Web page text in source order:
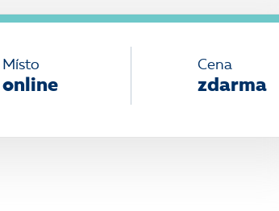
Místo
online
Cena
zdarma